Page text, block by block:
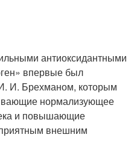
антиоксидантными
впервые был
И. Брехманом, которым
нормализующее
и повышающие
внешним